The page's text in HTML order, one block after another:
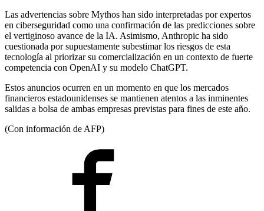
Las advertencias sobre Mythos han sido interpretadas por expertos
en ciberseguridad como una confirmación de las predicciones sobre
el vertiginoso avance de la IA. Asimismo, Anthropic ha sido
cuestionada por supuestamente subestimar los riesgos de esta
tecnología al priorizar su comercialización en un contexto de fuerte
competencia con OpenAI y su modelo ChatGPT.
Estos anuncios ocurren en un momento en que los mercados
financieros estadounidenses se mantienen atentos a las inminentes
salidas a bolsa de ambas empresas previstas para fines de este año.
(Con información de AFP)